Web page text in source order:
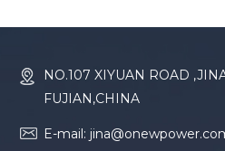
панелью.
солнечная
гибридная
осветительная
NO.107 XIYUAN ROAD
FUJIAN,CHINA
E-mail: